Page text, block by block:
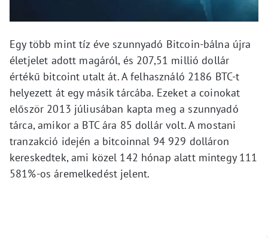
Egy több mint tíz éve szunnyadó Bitcoin-bálna újra
életjelet adott magáról, és 207,51 millió dollár
értékű bitcoint utalt át. A felhasználó 2186 BTC-t
helyezett át egy másik tárcába. Ezeket a coinokat
először 2013 júliusában kapta meg a szunnyadó
tárca, amikor a BTC ára 85 dollár volt. A mostani
tranzakció idején a bitcoinnal 94 929 dolláron
kereskedtek, ami közel 142 hónap alatt mintegy 111
581%-os áremelkedést jelent.